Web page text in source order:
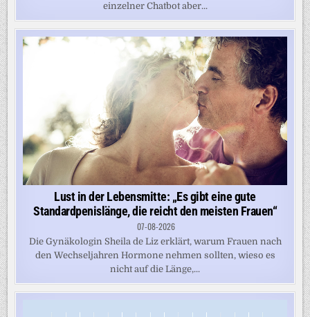
einzelner Chatbot aber...
Lust in der Lebensmitte: „Es gibt eine gute
Standardpenislänge, die reicht den meisten Frauen“
07-08-2026
Die Gynäkologin Sheila de Liz erklärt, warum Frauen nach
den Wechseljahren Hormone nehmen sollten, wieso es
nicht auf die Länge,...